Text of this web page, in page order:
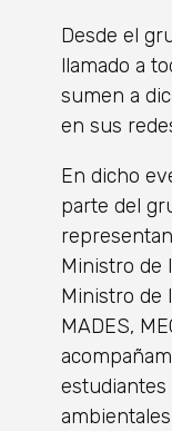
Desde el
llamado a
sumen a
en sus
En dicho
parte del
Ministro de
Ministro de
MADES,
estudiantes